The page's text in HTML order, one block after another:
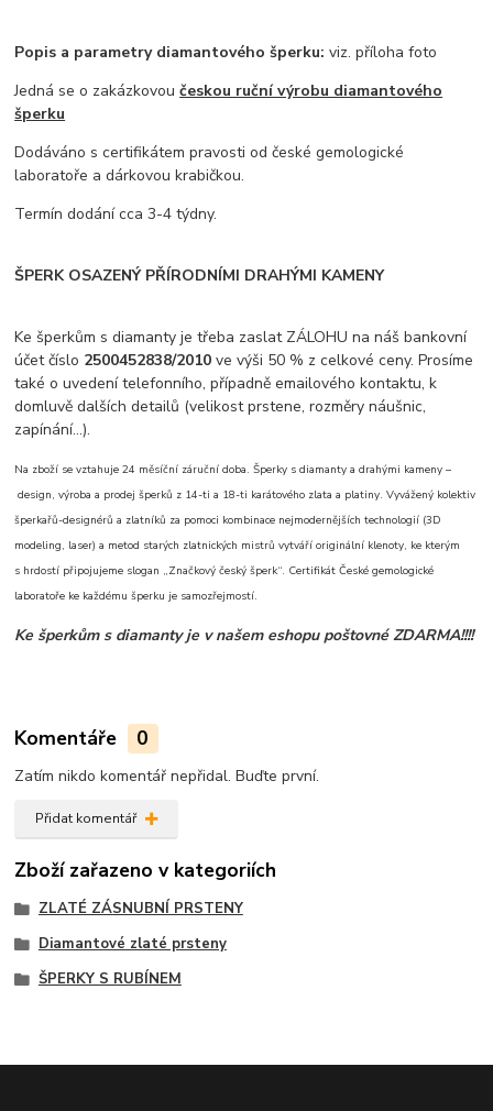
Popis a parametry diamantového šperku: viz. příloha foto
Jedná se o zakázkovoučeskou ruční výrobu diamantového
šperku
Dodáváno s certifikátem pravosti od české gemologické
laboratoře a dárkovou krabičkou.
Termín dodání cca 3-4 týdny.
ŠPERK OSAZENÝ PŘÍRODNÍMI DRAHÝMI KAMENY
Ke šperkům s diamanty je třeba zaslat ZÁLOHU na náš bankovní
účet číslo 2500452838/2010ve výši 50 % z celkové ceny. Prosíme
také o uvedení telefonního, případně emailového kontaktu, k
domluvě dalších detailů (velikost prstene, rozměry náušnic,
zapínání...).
Na zboží se vztahuje 24 měsíční záruční doba. Šperky s diamanty a drahými kameny –
design, výroba a prodej šperků z 14-ti a 18-ti karátového zlata a platiny. Vyvážený kolektiv
šperkařů-designérů a zlatníků za pomoci kombinace nejmodernějších technologií (3D
modeling, laser) a metod starých zlatnických mistrů vytváří originální klenoty, ke kterým
s hrdostí připojujeme slogan „Značkový český šperk“. Certifikát České gemologické
laboratoře ke každému šperku je samozřejmostí.
Ke šperkům s diamanty je v našem eshopu poštovné ZDARMA!!!!
Komentáře 0
Zatím nikdo komentář nepřidal. Buďte první.
Přidat komentář
Zboží zařazeno v kategoriích
ZLATÉ ZÁSNUBNÍ PRSTENY
Diamantové zlaté prsteny
ŠPERKY S RUBÍNEM